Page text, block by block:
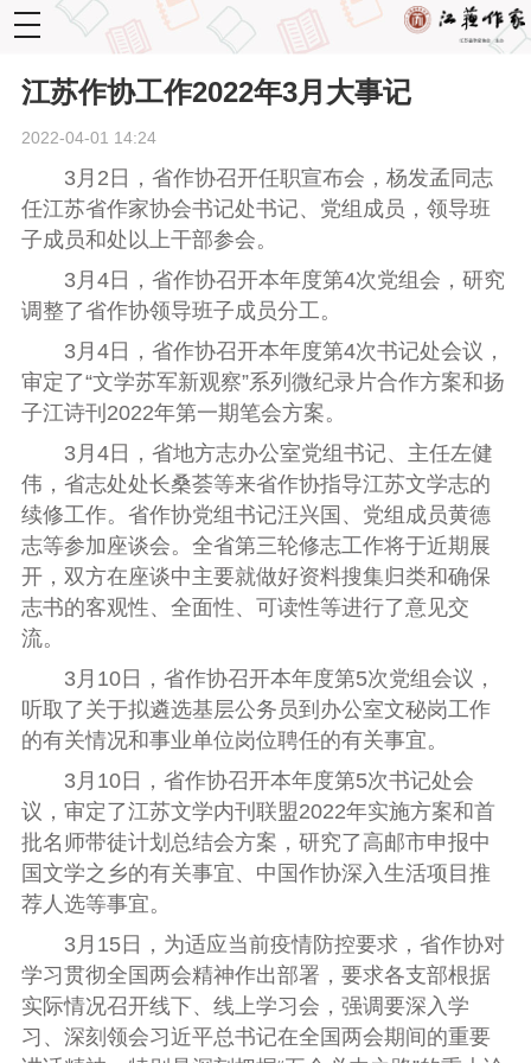
toggle
navigation
江苏作协工作2022年3月大事记
2022-04-01 14:24
3月 2 日，省作协召开任职宣布会，杨发孟同志
任江苏省作家协会书记处书记、党组成员，领导班
子成员和处以上干部参会。
3月 4日，省作协召开本年度第4次党组会，研究
调整了省作协领导班子成员分工。
3月 4日，省作协召开本年度第4次书记处会议，
审定了“文学苏军新观察”系列微纪录片合作方案和扬
子江诗刊 2022年第一期笔会方案。
3月 4日，省地方志办公室党组书记、主任左健
伟，省志处处长桑荟等来省作协指导江苏文学志的
续修工作。省作协党组书记汪兴国、党组成员黄德
志等参加座谈会。全省第三轮修志工作将于近期展
开，双方在座谈中主要就做好资料搜集归类和确保
志书的客观性、全面性、可读性等进行了意见交
流。
3月 10日，省作协召开本年度第5次党组会议，
听取了关于拟遴选基层公务员到办公室文秘岗工作
的有关情况和事业单位岗位聘任的有关事宜。
3月 10日，省作协召开本年度第5次书记处会
议，审定了江苏文学内刊联盟2022年实施方案和首
批名师带徒计划总结会方案，研究了高邮市申报中
国文学之乡的有关事宜、中国作协深入生活项目推
荐人选等事宜。
3月 15日，为适应当前疫情防控要求，省作协对
学习贯彻全国两会精神作出部署， 要求各支部根据
实际情况召开线下、线上学习会，强调要深入学
习、深刻领会习近平总书记在全国两会期间的重要